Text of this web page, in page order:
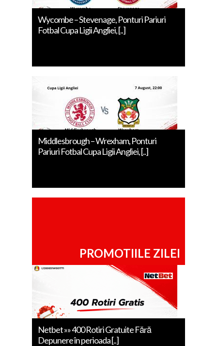
Wycombe – Stevenage, Ponturi Pariuri
Fotbal Cupa Ligii Angliei, [..]
Middlesbrough – Wrexham, Ponturi
Pariuri Fotbal Cupa Ligii Angliei, [..]
PROMOTIILE ZILEI
Netbet »» 400 Rotiri Gratuite Fără
Depunere în perioada [..]